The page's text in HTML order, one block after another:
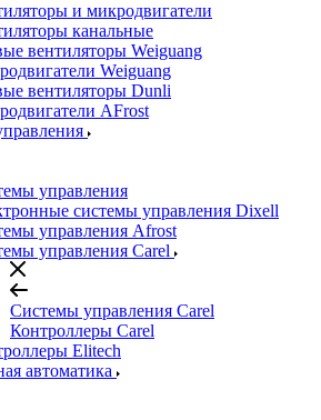
и микродвигатели
канальные
вентиляторы Weiguang
Weiguang
вентиляторы Dunli
AFrost
управления
системы управления Dixell
управления Afrost
управления Carel
Системы управления Carel
Контроллеры Carel
Elitech
автоматика